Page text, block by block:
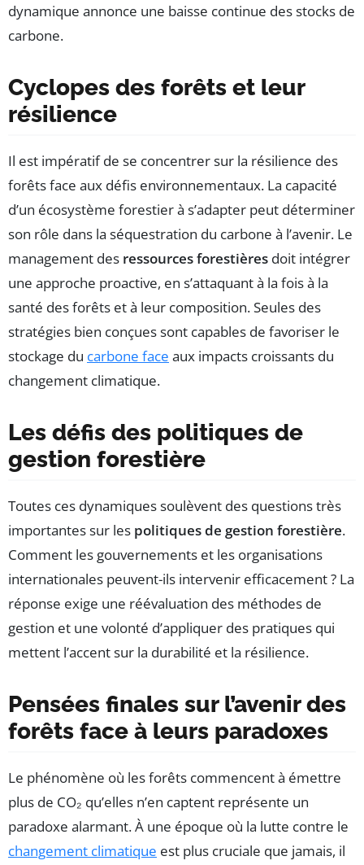
dynamique annonce une baisse continue des stocks de
carbone.
Cyclopes des forêts et leur
résilience
Il est impératif de se concentrer sur la résilience des
forêts face aux défis environnementaux. La capacité
d’un écosystème forestier à s’adapter peut déterminer
son rôle dans la séquestration du carbone à l’avenir. Le
management des ressources forestières doit intégrer
une approche proactive, en s’attaquant à la fois à la
santé des forêts et à leur composition. Seules des
stratégies bien conçues sont capables de favoriser le
stockage du carbone face aux impacts croissants du
changement climatique.
Les défis des politiques de
gestion forestière
Toutes ces dynamiques soulèvent des questions très
importantes sur les politiques de gestion forestière.
Comment les gouvernements et les organisations
internationales peuvent-ils intervenir efficacement ? La
réponse exige une réévaluation des méthodes de
gestion et une volonté d’appliquer des pratiques qui
mettent l’accent sur la durabilité et la résilience.
Pensées finales sur l’avenir des
forêts face à leurs paradoxes
Le phénomène où les forêts commencent à émettre
plus de CO₂ qu’elles n’en captent représente un
paradoxe alarmant. À une époque où la lutte contre le
changement climatique est plus cruciale que jamais, il